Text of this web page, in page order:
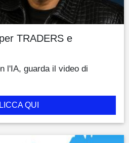
TRADERS e
l'IA, guarda il video di
QUI